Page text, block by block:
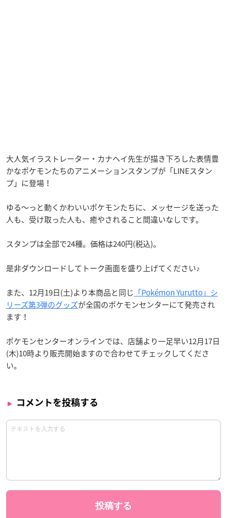
大人気イラストレーター・カナヘイ先生が描き下ろした表情豊
かなポケモンたちのアニメーションスタンプが「LINEスタン
プ」に登場！
ゆる～っと動くかわいいポケモンたちに、メッセージを送った
人も、受け取った人も、癒やされること間違いなしです。
スタンプは全部で24種。価格は240円(税込)。
是非ダウンロードしてトーク画面を盛り上げてください♪
また、12月19日(土)より本商品と同じ 「Pokémon Yurutto」シ
リーズ第3弾のグッズが全国のポケモンセンターにて発売され
ます！
ポケモンセンターオンラインでは、店舗より一足早い12月17日
(木)10時より販売開始ますので合わせてチェックしてくださ
い。
コメントを投稿する